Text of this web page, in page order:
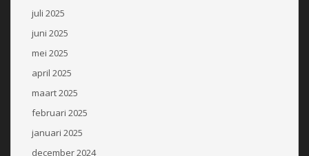
juli 2025
juni 2025
mei 2025
april 2025
maart 2025
februari 2025
januari 2025
december 2024